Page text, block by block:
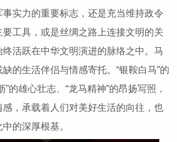
实力的重要标志，还是充当维持政令
工具，或是丝绸之路上连接文明的关
活跃在中华文明演进的脉络之中。马
的生活伴侣与情感寄托。“银鞍白马”的
的雄心壮志、“龙马精神”的昂扬写照，
，承载着人们对美好生活的向往，也
的深厚根基。